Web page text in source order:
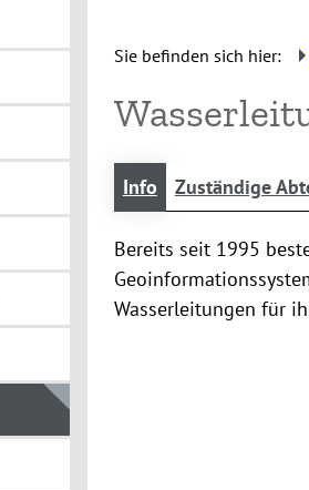
Sie befinden sich hier:
Info Zuständige
Bereits seit 1995
Wasserleitungen für